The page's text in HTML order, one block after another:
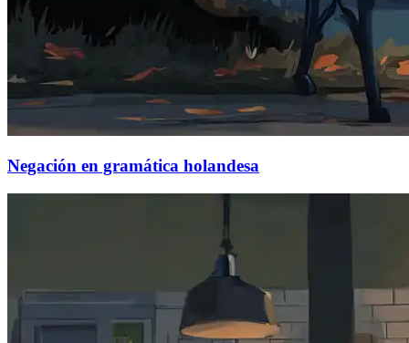
Negación en gramática holandesa